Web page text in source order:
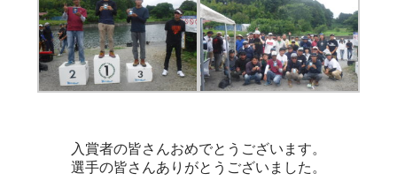
入賞者の皆さんおめでとうございます。
選手の皆さんありがとうございました。